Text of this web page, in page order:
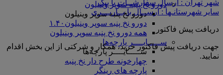
دورو نخ پنبه سوپر وینیلون
دورو نخ پنبه سوپر وینیلون
دورو نخ پنبه سوپر وینیلون۱.۴۰
همه دورو نخ پنبه سوپر وینیلون
ســـــایــــر پارچه‌ها
ســـــایــــر پارچه‌ها
چهارخونه طرح دار نخ پنبه
پارچه های رینگر
شهر تهران : ارسال سفارشــات با پیک
سایر شهرستانـها : ارســال با بــاربـــری
دریافت پیش فاکتور
جهت دریافت پیش فاکتور خرید، همکار و شرکتی از این بخش اقدام
نمایید.